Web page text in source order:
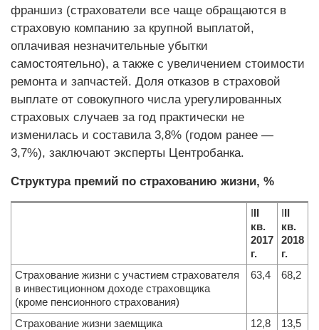
франшиз (страхователи все чаще обращаются в
страховую компанию за крупной выплатой,
оплачивая незначительные убытки
самостоятельно), а также с увеличением стоимости
ремонта и запчастей. Доля отказов в страховой
выплате от совокупного числа урегулированных
страховых случаев за год практически не
изменилась и составила 3,8% (годом ранее —
3,7%), заключают эксперты Центробанка.
Структура премий по страхованию жизни, %
кв.
2017
г.
кв.
2018
г.
Страхование жизни с участием страхователя
в инвестиционном доходе страховщика
(кроме пенсионного страхования)
63,4 68,2
Страхование жизни заемщика 12,8
13,5